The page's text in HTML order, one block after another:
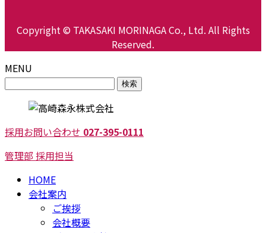
Copyright © TAKASAKI MORINAGA Co., Ltd. All Rights
Reserved.
MENU
検
採用お問い合わせ 027-395-0111
管理部 採用担当
HOME
会社案内
ご挨拶
会社概要